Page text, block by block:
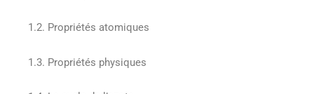
1.2. Propriétés atomiques
1.3. Propriétés physiques